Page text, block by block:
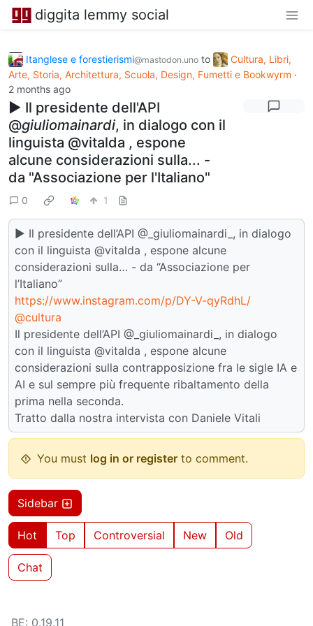
diggita lemmy social
Itanglese e forestierismi@mastodon.uno to
Cultura, Libri,
Arte, Storia, Architettura, Scuola, Design, Fumetti e Bookwyrm ·
2 months ago
▶ Il presidente dell'API
@giuliomainardi, in dialogo con il
linguista @vitalda , espone
alcune considerazioni sulla... -
da "Associazione per l'Italiano"
0 1
▶ Il presidente dell’API @_giuliomainardi_, in dialogo
con il linguista @vitalda , espone alcune
considerazioni sulla… - da “Associazione per
l’Italiano”
https://www.instagram.com/p/DY-V-qyRdhL/
@cultura
Il presidente dell’API @_giuliomainardi_, in dialogo
con il linguista @vitalda , espone alcune
considerazioni sulla contrapposizione fra le sigle IA e
AI e sul sempre più frequente ribaltamento della
prima nella seconda.
Tratto dalla nostra intervista con Daniele Vitali
You must log in or register to comment.
Sidebar
Hot Top Controversial New Old
Chat
BE: 0.19.11